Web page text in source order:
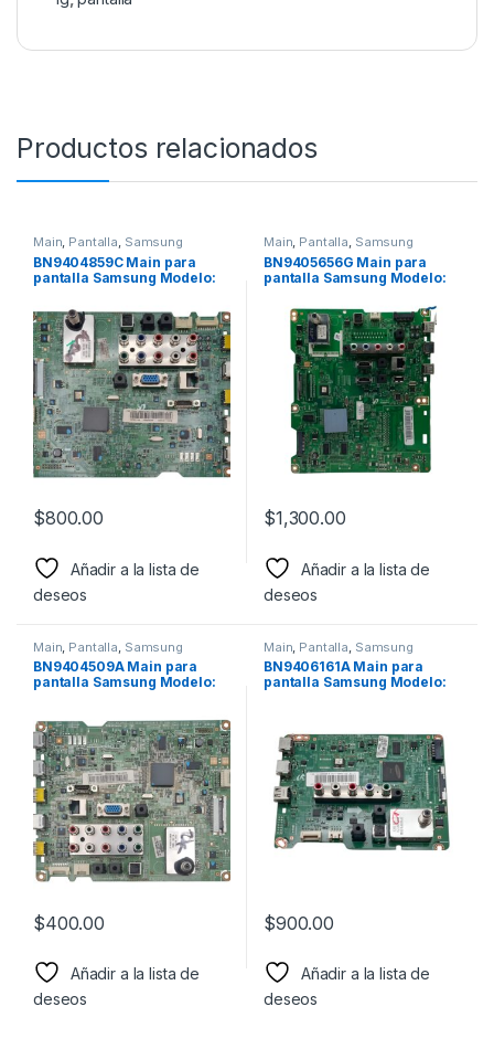
Productos relacionados
Main, Pantalla, Samsung
BN9404859C Main para
pantalla Samsung Modelo:
$800.00
Añadir a la lista de
deseos
Main, Pantalla, Samsung
BN9405656G Main para
pantalla Samsung Modelo:
$1,300.00
Añadir a la lista de
deseos
Main Pantalla Samsung
BN9404509A Main para
pantalla Samsung Modelo:
$400.00
Añadir a la lista de
deseos
Main Pantalla Samsung
BN9406161A Main para
pantalla Samsung Modelo:
$900.00
Añadir a la lista de
deseos